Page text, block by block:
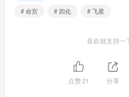
# 命宫
# 四化 # 飞星
喜欢就支持一
点赞21 分享